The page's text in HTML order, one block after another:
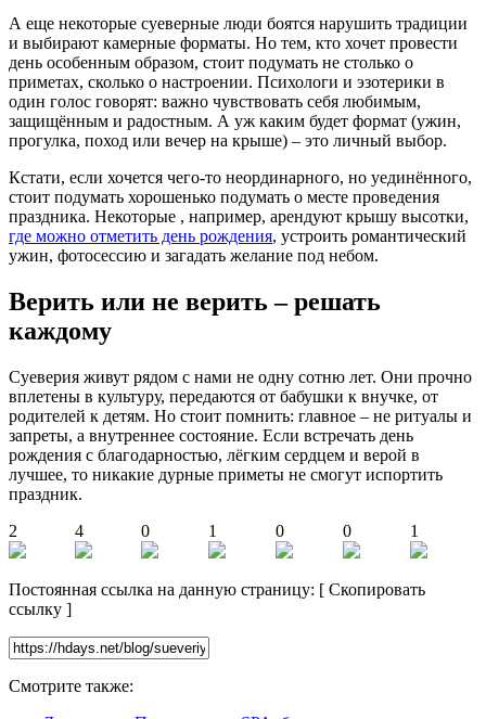
А еще некоторые суеверные люди боятся нарушить традиции
и выбирают камерные форматы. Но тем, кто хочет провести
день особенным образом, стоит подумать не столько о
приметах, сколько о настроении. Психологи и эзотерики в
один голос говорят: важно чувствовать себя любимым,
защищённым и радостным. А уж каким будет формат (ужин,
прогулка, поход или вечер на крыше) – это личный выбор.
Кстати, если хочется чего-то неординарного, но уединённого,
стоит подумать хорошенько подумать о месте проведения
праздника. Некоторые , например, арендуют крышу высотки,
где можно отметить день рождения, устроить романтический
ужин, фотосессию и загадать желание под небом.
Верить или не верить – решать
каждому
Суеверия живут рядом с нами не одну сотню лет. Они прочно
вплетены в культуру, передаются от бабушки к внучке, от
родителей к детям. Но стоит помнить: главное – не ритуалы и
запреты, а внутреннее состояние. Если встречать день
рождения с благодарностью, лёгким сердцем и верой в
лучшее, то никакие дурные приметы не смогут испортить
праздник.
2
4 0 1 0 0 1
Постоянная ссылка на данную страницу: [ Скопировать
ссылку ]
Смотрите также: